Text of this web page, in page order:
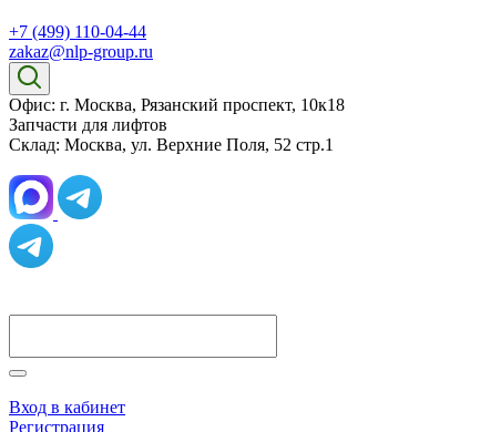
+7 (499) 110-04-44
zakaz@nlp-group.ru
Офис: г. Москва, Рязанский проспект, 10к18
Запчасти для лифтов
Склад: Москва, ул. Верхние Поля, 52 стр.1
Вход в кабинет
Регистрация